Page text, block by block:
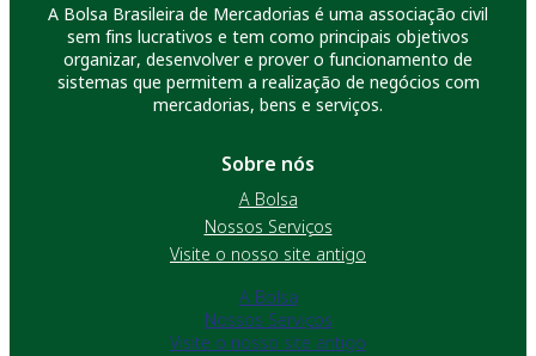
A Bolsa Brasileira de Mercadorias é uma associação civil
sem fins lucrativos e tem como principais objetivos
organizar, desenvolver e prover o funcionamento de
sistemas que permitem a realização de negócios com
mercadorias, bens e serviços.
Sobre nós
A Bolsa
Nossos Serviços
Visite o nosso site antigo
A Bolsa
Nossos Serviços
Visite o nosso site antigo